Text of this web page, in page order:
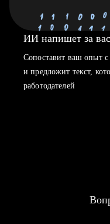
ИИ напишет за
Сопоставит ваш опыт
и предложит текст,
работодателей